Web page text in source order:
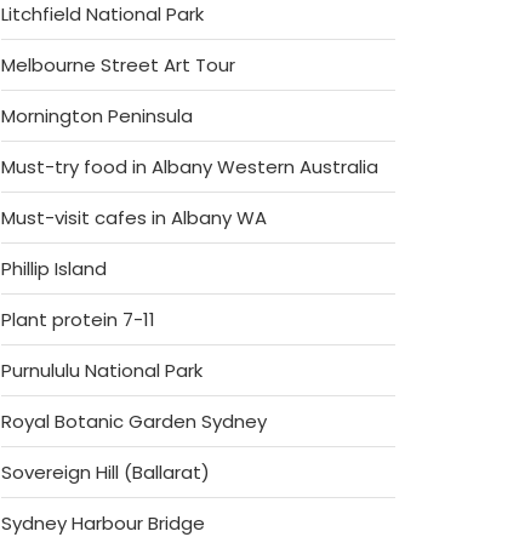
Litchfield National Park
Melbourne Street Art Tour
Mornington Peninsula
Must-try food in Albany Western Australia
Must-visit cafes in Albany WA
Phillip Island
Plant protein 7-11
Purnululu National Park
Royal Botanic Garden Sydney
Sovereign Hill (Ballarat)
Sydney Harbour Bridge